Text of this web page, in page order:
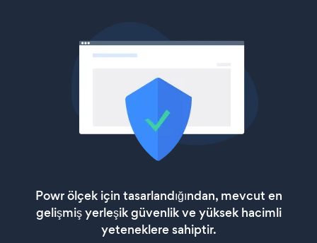
Powr ölçek için tasarlandığından, mevcut en
gelişmiş yerleşik güvenlik ve yüksek hacimli
yeteneklere sahiptir.